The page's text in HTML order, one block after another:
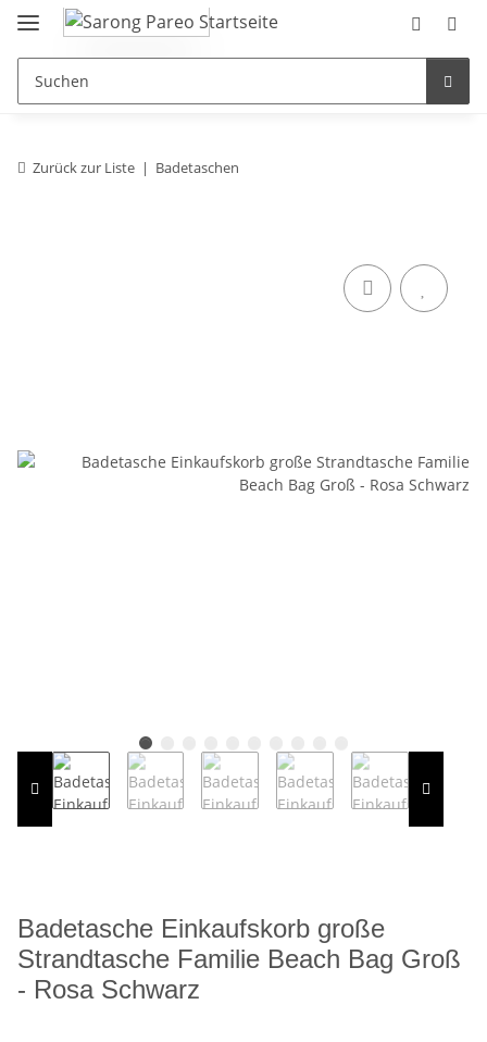
Zurück zur Liste Badetaschen
Badetasche Einkaufskorb große
Strandtasche Familie Beach Bag Groß
- Rosa Schwarz